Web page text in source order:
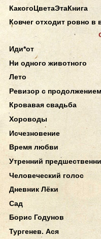
КакогоЦветаЭтаКнига
Ковчег отходит ровно в
Иди*от
Ни одного животного
Лето
Ревизор с продолжением
Кровавая свадьба
Хороводы
Исчезновение
Время любви
Утренний
Человеческий голос
Дневник Лёки
Сад
Борис Годунов
Тургенев. Ася